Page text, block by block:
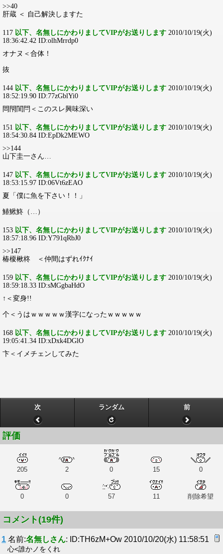
>>40
肝蔵 ＜ 自己解決しますた
117 以下、名無しにかわりましてVIPがお送りします 2010/10/19(火)
18:36:42.42 ID:olhMrrdp0
オナヌ＜合体！
抜
144 以下、名無しにかわりましてVIPがお送りします 2010/10/19(火)
18:52:19.90 ID:77zGblYi0
閊閇閨閂＜このスレ興味深い
151 以下、名無しにかわりましてVIPがお送りします 2010/10/19(火)
18:54:30.84 ID:EpDk2MEWO
>>144
山下圭一さん…
147 以下、名無しにかわりましてVIPがお送りします 2010/10/19(火)
18:53:15.97 ID:06Vt6zEAO
夏「僕に魚を下さい！！」
鰆鰍鮗（…）
153 以下、名無しにかわりましてVIPがお送りします 2010/10/19(火)
18:57:18.96 ID:Y791qRbJ0
>>147
椿榎楸柊 ＜仲間はずれｲｸﾅｲ
159 以下、名無しにかわりましてVIPがお送りします 2010/10/19(火)
18:59:18.33 ID:sMGgbaHdO
↑＜変身!!
个＜うはｗｗｗｗｗ漢字になったｗｗｗｗｗ
168 以下、名無しにかわりましてVIPがお送りします 2010/10/19(火)
19:05:41.34 ID:xDxk4DGlO
卞＜イメチェンしてみた
次 ランダム 前
評価
205 2 0 15 0
0 0 57 11 削除希望
コメント(19件)
1 名前:名無しさん: ID:TH6zM+Ow 2010/10/20(水) 11:58:51
心<誰かノをくれ